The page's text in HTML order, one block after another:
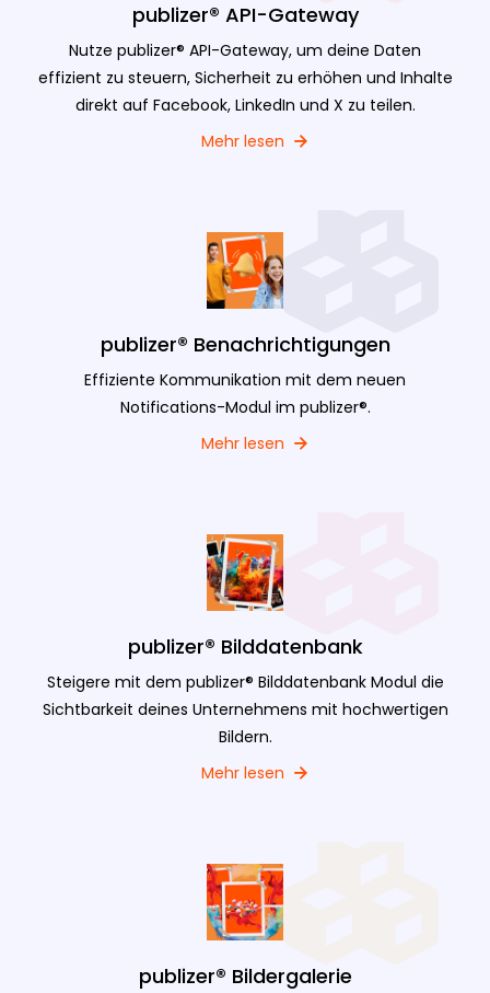
publizer® API-Gateway
Nutze publizer® API-Gateway, um deine Daten
effizient zu steuern, Sicherheit zu erhöhen und Inhalte
direkt auf Facebook, LinkedIn und X zu teilen.
Mehr lesen
publizer® Benachrichtigungen
Effiziente Kommunikation mit dem neuen
Notifications-Modul im publizer®.
Mehr lesen
publizer® Bilddatenbank
Steigere mit dem publizer® Bilddatenbank Modul die
Sichtbarkeit deines Unternehmens mit hochwertigen
Bildern.
Mehr lesen
publizer® Bildergalerie